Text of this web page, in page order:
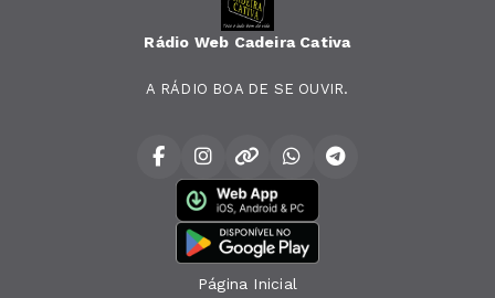
Rádio Web Cadeira Cativa
A RÁDIO BOA DE SE OUVIR.
Página Inicial